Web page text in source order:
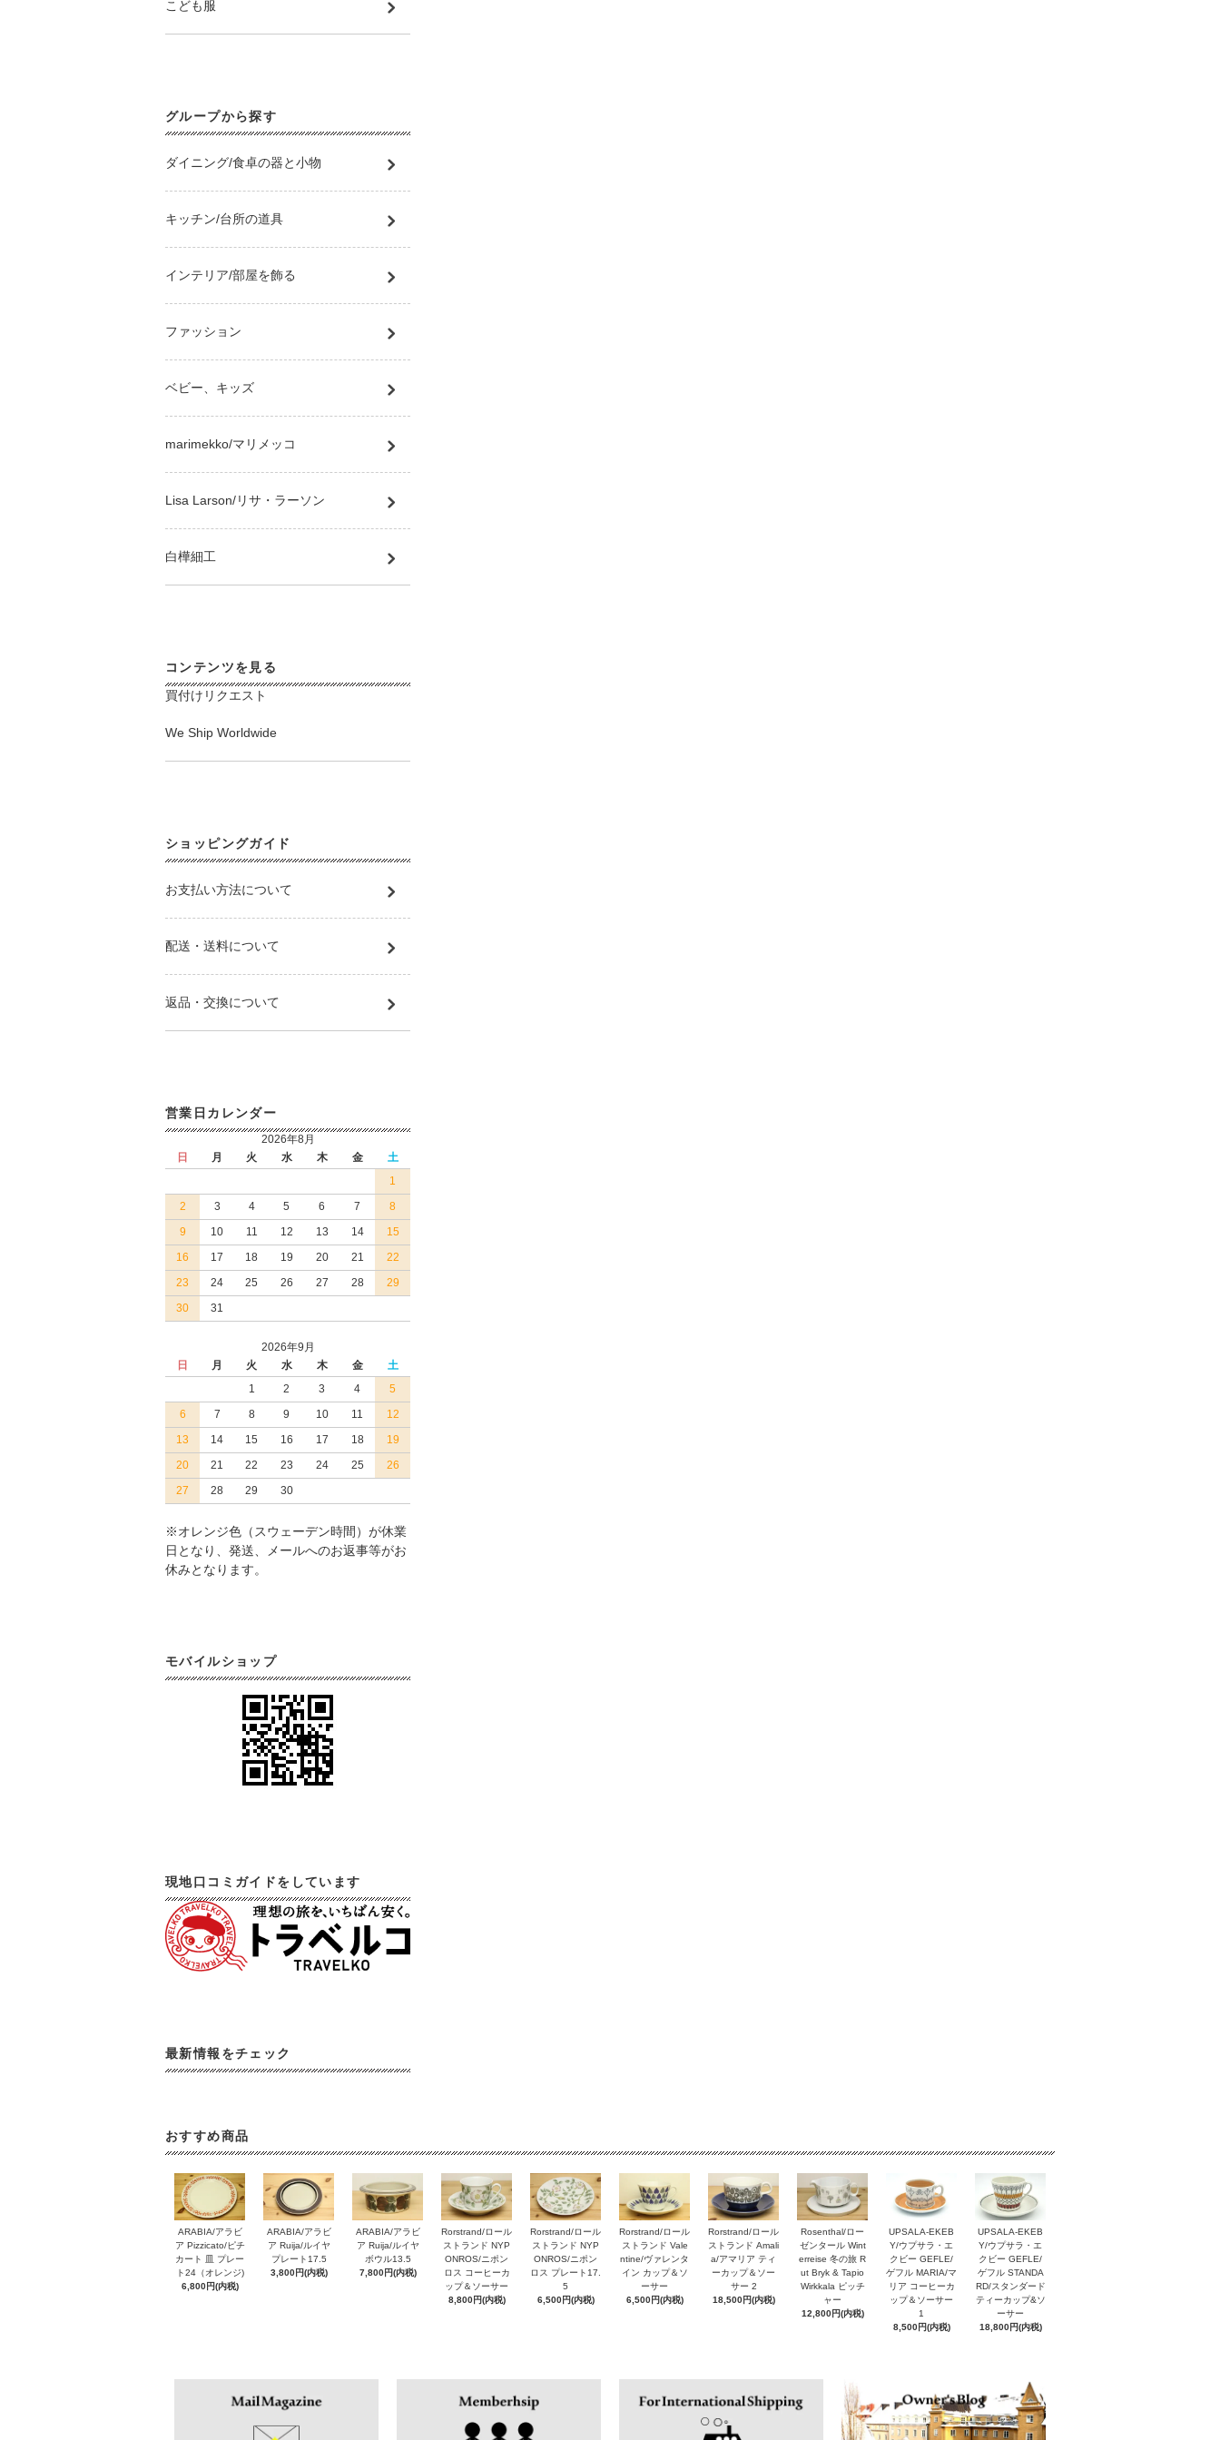
こども服
グループから探す
ダイニング/食卓の器と小物
キッチン/台所の道具
インテリア/部屋を飾る
ファッション
ベビー、キッズ
marimekko/マリメッコ
Lisa Larson/リサ・ラーソン
白樺細工
コンテンツを見る
買付けリクエスト
We Ship Worldwide
ショッピングガイド
お支払い方法について
配送・送料について
返品・交換について
営業日カレンダー
2026年8月
日
月 火 水 木 金
土
1
2
3 4 5 6 7
8
9
10 11 12 13 14
15
16
17 18 19 20 21
22
23
24 25 26 27 28
29
30
31
2026年9月
日
月 火 水 木 金
土
1
2 3 4
5
6
7 8 9 10 11
12
13
14 15 16 17 18
19
20
21 22 23 24 25
26
27
28 29 30
※オレンジ色（スウェーデン時間）が休業
日となり、発送、メールへのお返事等がお
休みとなります。
モバイルショップ
現地口コミガイドをしています
最新情報をチェック
おすすめ商品
ARABIA/アラビ
ア Pizzicato/ピチ
カート 皿 プレー
ト24（オレンジ)
6,800円(内税)
ARABIA/アラビ
ア Ruija/ルイヤ
プレート17.5
3,800円(内税)
ARABIA/アラビ
ア Ruija/ルイヤ
ボウル13.5
7,800円(内税)
Rorstrand/ロール
ストランド NYP
ONROS/ニポン
ロス コーヒーカ
ップ＆ソーサー
8,800円(内税)
Rorstrand/ロール
ストランド NYP
ONROS/ニポン
ロス プレート17.
5
6,500円(内税)
Rorstrand/ロール
ストランド Vale
ntine/ヴァレンタ
イン カップ＆ソ
ーサー
6,500円(内税)
Rorstrand/ロール
ストランド Amali
a/アマリア ティ
ーカップ＆ソー
サー 2
18,500円(内税)
Rosenthal/ロー
ゼンタール Wint
erreise 冬の旅 R
ut Bryk & Tapio
Wirkkala ピッチ
ャー
12,800円(内税)
UPSALA-EKEB
Y/ウプサラ・エ
クビー GEFLE/
ゲフル MARIA/マ
リア コーヒーカ
ップ＆ソーサー
1
8,500円(内税)
UPSALA-EKEB
Y/ウプサラ・エ
クビー GEFLE/
ゲフル STANDA
RD/スタンダード
ティーカップ&ソ
ーサー
18,800円(内税)